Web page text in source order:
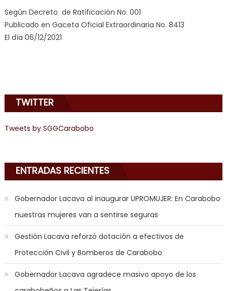
de
pono
doido ,
about
joys
of
i
am
the
mood
to
play
jerk
off
Según Decreto de Ratificación No. 001
Publicado en Gaceta Oficial Extraordinaria No. 8413
El día 06/12/2021
TWITTER
Tweets by SGGCarabobo
ENTRADAS RECIENTES
Gobernador Lacava al inaugurar UPROMUJER: En Carabobo
nuestras mujeres van a sentirse seguras
Gestión Lacava reforzó dotación a efectivos de
Protección Civil y Bomberos de Carabobo
Gobernador Lacava agradece masivo apoyo de los